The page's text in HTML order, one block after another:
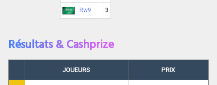
Rw9 3
Résultats & Cashprize
JOUEURS PRIX